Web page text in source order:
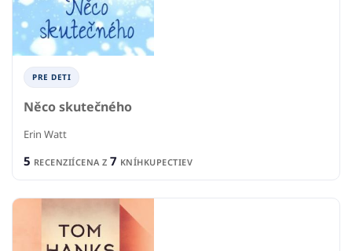
PRE DETI
Něco skutečného
Erin Watt
5 RECENZIÍCENA Z 7 KNÍHKUPECTIEV